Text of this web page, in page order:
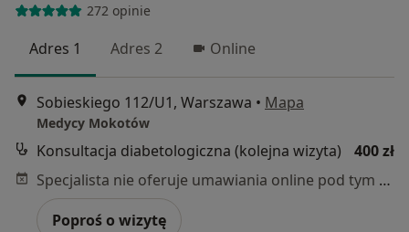
272 opinie
Adres 1 Adres 2 Online
Sobieskiego 112/U1, Warszawa • Mapa
Medycy Mokotów
Konsultacja diabetologiczna (kolejna wizyta)
400 zł
Specjalista nie oferuje umawiania online pod tym adresem.
Poproś o wizytę